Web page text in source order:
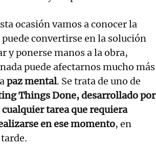
ocasión vamos a conocer la
puede convertirse en la solución
y ponerse manos a la obra,
puede afectarnos mucho más
paz mental. Se trata de uno de
Things Done, desarrollado por
cualquier tarea que requiera
en ese momento, en